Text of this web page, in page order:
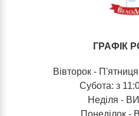
ГРАФІК
Вівторок -
Субота: з
Неділя -